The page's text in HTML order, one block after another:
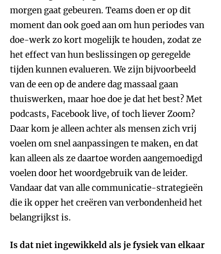
morgen gaat gebeuren. Teams doen er op dit
moment dan ook goed aan om hun periodes van
doe-werk zo kort mogelijk te houden, zodat ze
het effect van hun beslissingen op geregelde
tijden kunnen evalueren. We zijn bijvoorbeeld
van de een op de andere dag massaal gaan
thuiswerken, maar hoe doe je dat het best? Met
podcasts, Facebook live, of toch liever Zoom?
Daar kom je alleen achter als mensen zich vrij
voelen om snel aanpassingen te maken, en dat
kan alleen als ze daartoe worden aangemoedigd
voelen door het woordgebruik van de leider.
Vandaar dat van alle communicatie-strategieën
die ik opper het creëren van verbondenheid het
belangrijkst is.
Is dat niet ingewikkeld als je fysiek van elkaar